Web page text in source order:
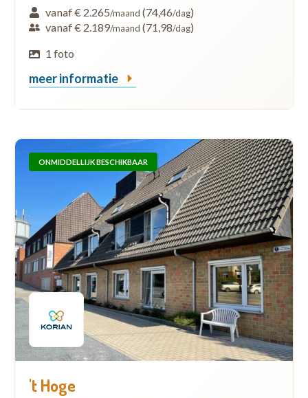
vanaf € 2.265/maand (74,46/dag)
vanaf € 2.189/maand (71,98/dag)
1 foto
meer informatie
ONMIDDELLIJK BESCHIKBAAR
't Hoge